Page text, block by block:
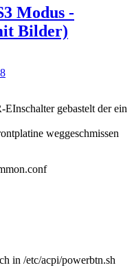
Modus -
Bilder)
gebastelt der ein
weggeschmissen
in /etc/acpi/powerbtn.sh